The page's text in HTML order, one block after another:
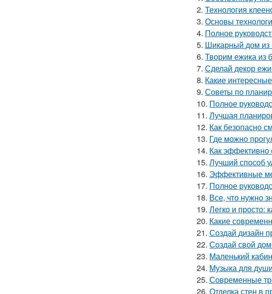
2. Технология
3. Основы
4. Полное
5. Шикарный дом из
6. Творим ежика из
7. Сделай декор
8. Какие
9. Советы по
10. Полное
11. Лучшая
12. Как безопасно
13. Где можно
14. Как эффективно
15. Лучший способ
16. Эффективные
17. Полное
18. Все, что нужно
19. Легко и просто:
20. Какие
21. Создай дизайн
22. Создай свой
23. Маленький
24. Музыка для
25. Современные
26. Отделка стен в